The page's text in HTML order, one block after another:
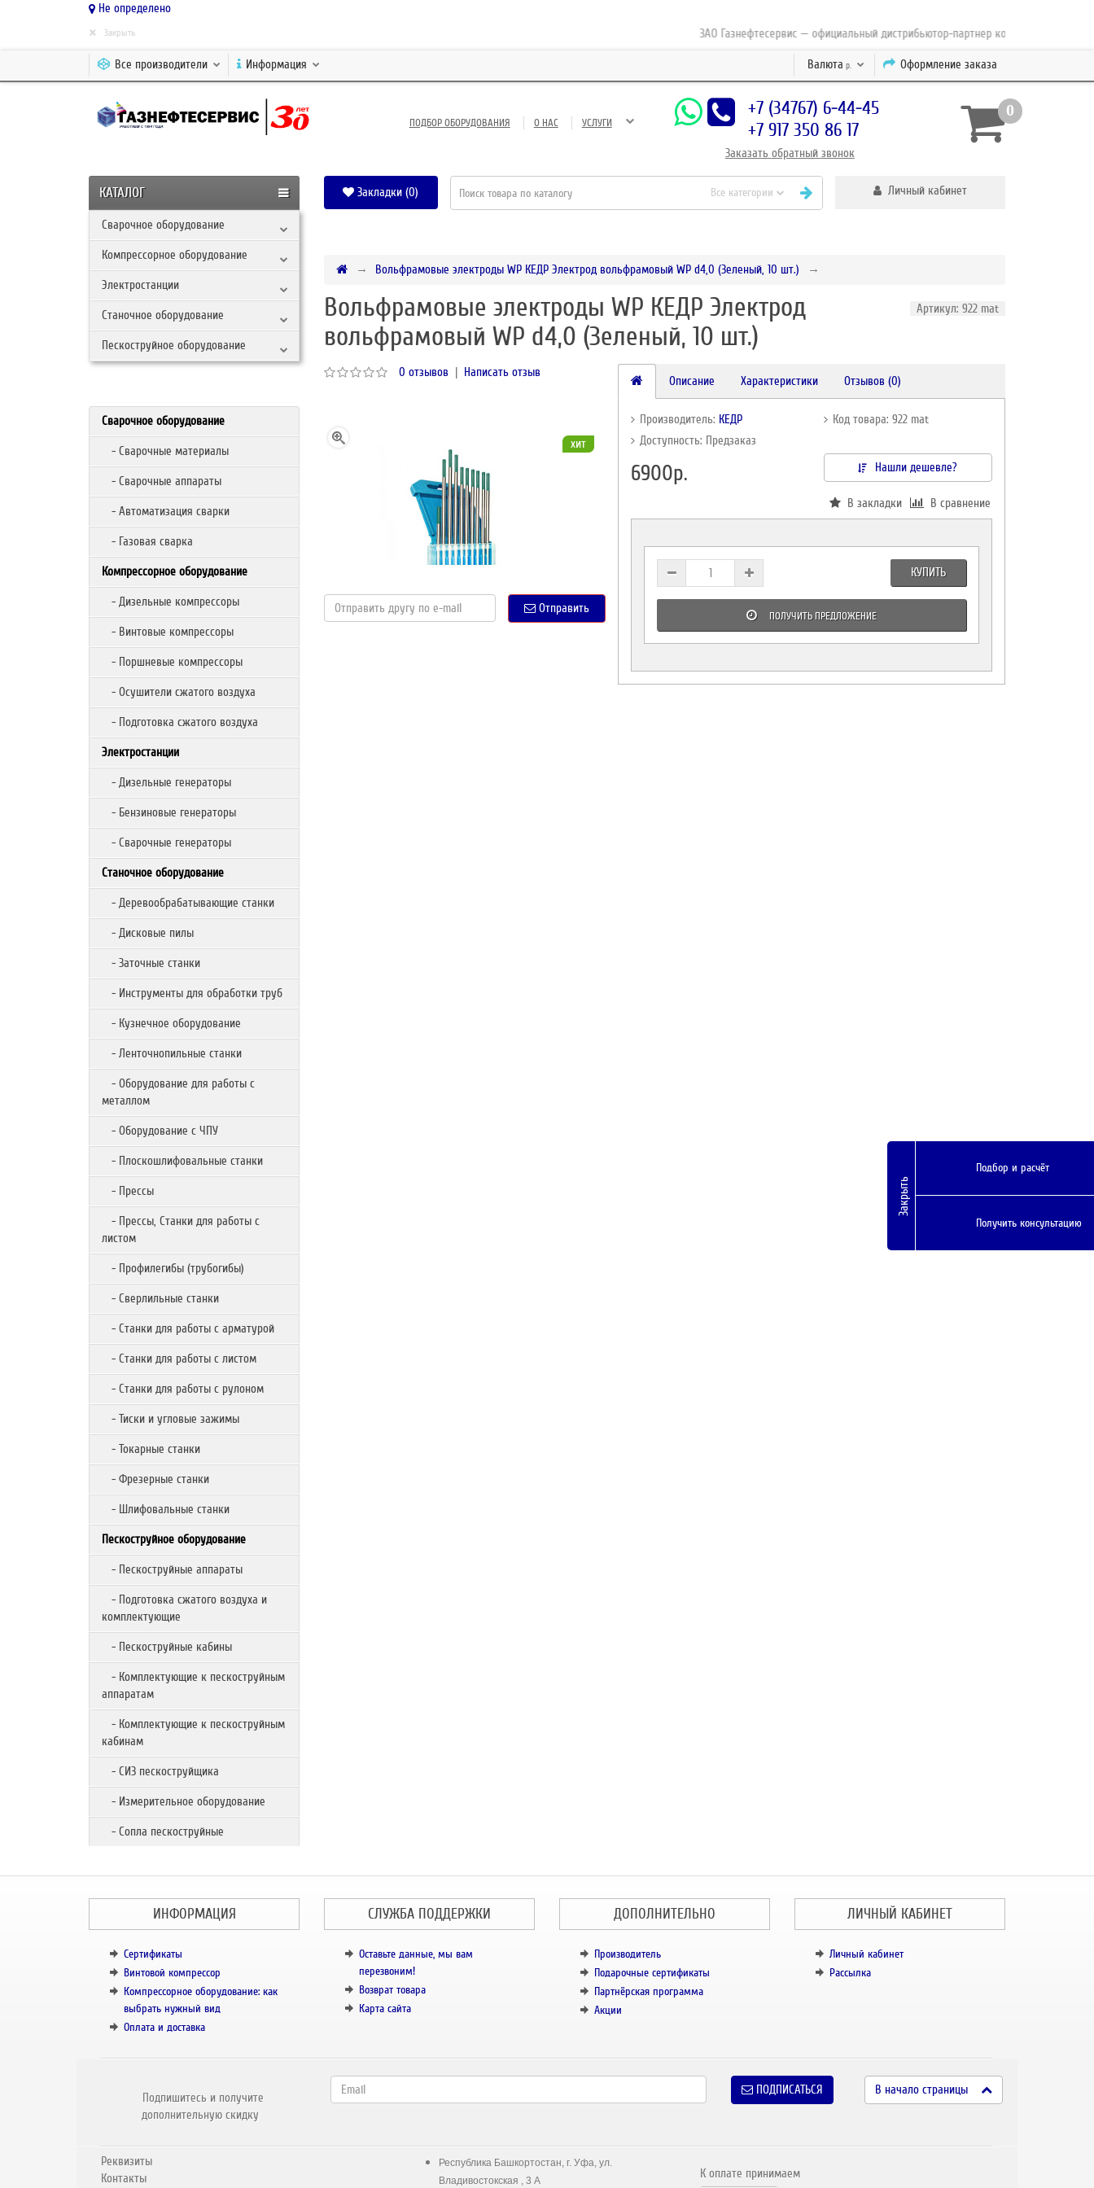
Не определено
ЗАО Газнефтесервис — официальный дистрибьютор-партнер концерна ESAB с 2010
× Закрыть
Оформление заказа
Валюта р.
Все производители Информация
ПОДБОР ОБОРУДОВАНИЯ О НАС УСЛУГИ
+7 (34767) 6-44-45
+7 917 350 86 17
Заказать обратный звонок
0
КАТАЛОГ
Сварочное оборудование
Компрессорное оборудование
Электростанции
Станочное оборудование
Пескоструйное оборудование
Закладки (0) Все категории Личный кабинет
Сварочное оборудование
- Сварочные материалы
- Сварочные аппараты
- Автоматизация сварки
- Газовая сварка
Компрессорное оборудование
- Дизельные компрессоры
- Винтовые компрессоры
- Поршневые компрессоры
- Осушители сжатого воздуха
- Подготовка сжатого воздуха
Электростанции
- Дизельные генераторы
- Бензиновые генераторы
- Сварочные генераторы
Станочное оборудование
- Деревообрабатывающие станки
- Дисковые пилы
- Заточные станки
- Инструменты для обработки труб
- Кузнечное оборудование
- Ленточнопильные станки
- Оборудование для работы с
металлом
- Оборудование с ЧПУ
- Плоскошлифовальные станки
- Прессы
- Прессы, Станки для работы с
листом
- Профилегибы (трубогибы)
- Сверлильные станки
- Станки для работы с арматурой
- Станки для работы с листом
- Станки для работы с рулоном
- Тиски и угловые зажимы
- Токарные станки
- Фрезерные станки
- Шлифовальные станки
Пескоструйное оборудование
- Пескоструйные аппараты
- Подготовка сжатого воздуха и
комплектующие
- Пескоструйные кабины
- Комплектующие к пескоструйным
аппаратам
- Комплектующие к пескоструйным
кабинам
- СИЗ пескоструйщика
- Измерительное оборудование
- Сопла пескоструйные
Вольфрамовые электроды WP КЕДР Электрод вольфрамовый WP d4,0 (Зеленый, 10 шт.)
Вольфрамовые электроды WP КЕДР Электрод
вольфрамовый WP d4,0 (Зеленый, 10 шт.)
Артикул: 922 mat
0 отзывов | Написать отзыв
хит
Отправить
Описание Характеристики Отзывов (0)
Производитель: КЕДР
Код товара: 922 mat
Доступность: Предзаказ
6900р. Нашли дешевле?
В закладки В сравнение
КУПИТЬ
ПОЛУЧИТЬ ПРЕДЛОЖЕНИЕ
ИНФОРМАЦИЯ
Сертификаты
Винтовой компрессор
Компрессорное оборудование: как
выбрать нужный вид
Оплата и доставка
СЛУЖБА ПОДДЕРЖКИ
Оставьте данные, мы вам
перезвоним!
Возврат товара
Карта сайта
ДОПОЛНИТЕЛЬНО
Производитель
Подарочные сертификаты
Партнёрская программа
Акции
ЛИЧНЫЙ КАБИНЕТ
Личный кабинет
Рассылка
Подпишитесь и получите
дополнительную скидку
ПОДПИСАТЬСЯ В начало страницы
Реквизиты
Контакты
Республика Башкортостан, г. Уфа, ул.
Владивостокская , 3 А
К оплате принимаем
Закрыть
Подбор и расчёт
Получить консультацию